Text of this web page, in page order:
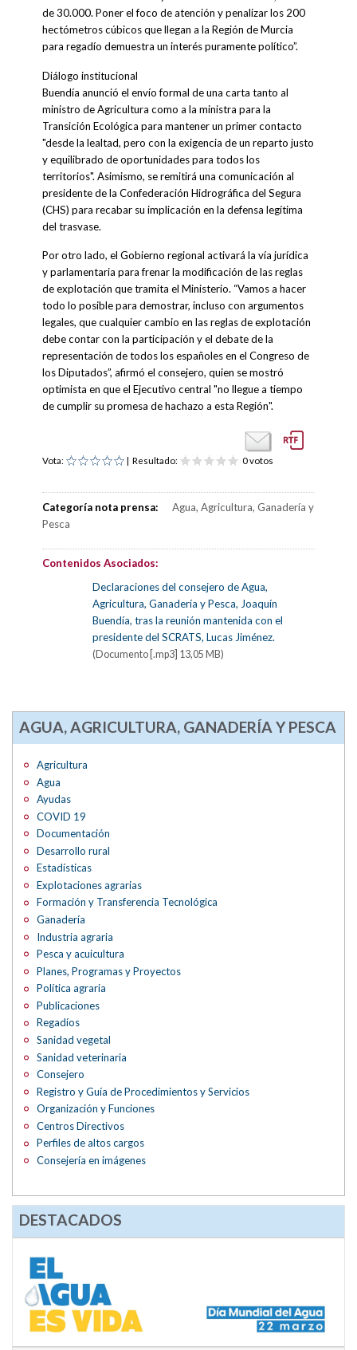
de 30.000. Poner el foco de atención y penalizar los 200
hectómetros cúbicos que llegan a la Región de Murcia
para regadío demuestra un interés puramente político”.
Diálogo institucional
Buendía anunció el envío formal de una carta tanto al
ministro de Agricultura como a la ministra para la
Transición Ecológica para mantener un primer contacto
"desde la lealtad, pero con la exigencia de un reparto justo
y equilibrado de oportunidades para todos los
territorios". Asimismo, se remitirá una comunicación al
presidente de la Confederación Hidrográfica del Segura
(CHS) para recabar su implicación en la defensa legítima
del trasvase.
Por otro lado, el Gobierno regional activará la vía jurídica
y parlamentaria para frenar la modificación de las reglas
de explotación que tramita el Ministerio. “Vamos a hacer
todo lo posible para demostrar, incluso con argumentos
legales, que cualquier cambio en las reglas de explotación
debe contar con la participación y el debate de la
representación de todos los españoles en el Congreso de
los Diputados”, afirmó el consejero, quien se mostró
optimista en que el Ejecutivo central "no llegue a tiempo
de cumplir su promesa de hachazo a esta Región".
Vota: | Resultado: 0 votos
Categoría nota prensa:
Agua, Agricultura, Ganadería y
Pesca
Contenidos Asociados:
Declaraciones del consejero de Agua,
Agricultura, Ganadería y Pesca, Joaquín
Buendía, tras la reunión mantenida con el
presidente del SCRATS, Lucas Jiménez.
(Documento [.mp3] 13,05 MB)
AGUA, AGRICULTURA, GANADERÍA Y PESCA
Agricultura
Agua
Ayudas
COVID 19
Documentación
Desarrollo rural
Estadísticas
Explotaciones agrarias
Formación y Transferencia Tecnológica
Ganadería
Industria agraria
Pesca y acuicultura
Planes, Programas y Proyectos
Política agraria
Publicaciones
Regadíos
Sanidad vegetal
Sanidad veterinaria
Consejero
Registro y Guía de Procedimientos y Servicios
Organización y Funciones
Centros Directivos
Perfiles de altos cargos
Consejería en imágenes
DESTACADOS